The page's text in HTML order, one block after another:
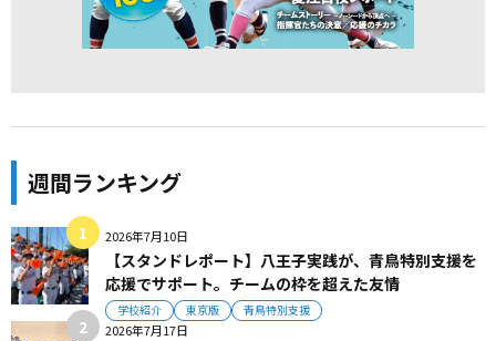
週間ランキング
2026年7月10日
【スタンドレポート】八王子実践が、青鳥特別支援を
応援でサポート。チームの枠を超えた友情
学校紹介 東京版 青鳥特別支援
2026年7月17日